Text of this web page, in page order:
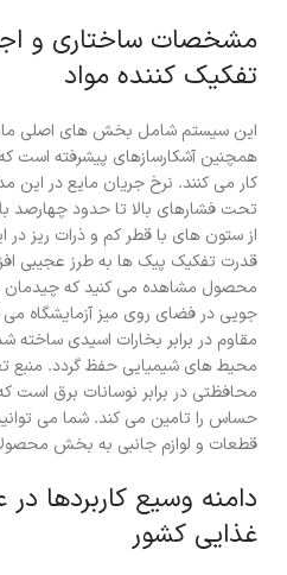
مشخصات ساختاری و
تفکیک کننده مواد
این سیستم شامل بخش های اصلی
همچنین آشکارسازهای پیشرفته است
کار می کنند. نرخ جریان مایع در این
تحت فشارهای بالا تا حدود چهارصد
از ستون های با قطر کم و ذرات ریز
قدرت تفکیک پیک ها به طرز عجیبی
محصول مشاهده می کنید که
جویی در فضای روی میز آزمایشگاه می
مقاوم در برابر بخارات اسیدی ساخته
محیط های شیمیایی حفظ گردد. منبع
محافظتی در برابر نوسانات برق است
حساس را تامین می کند. شما می
قطعات و لوازم جانبی به بخش
دامنه وسیع کاربردها در
غذایی کشور